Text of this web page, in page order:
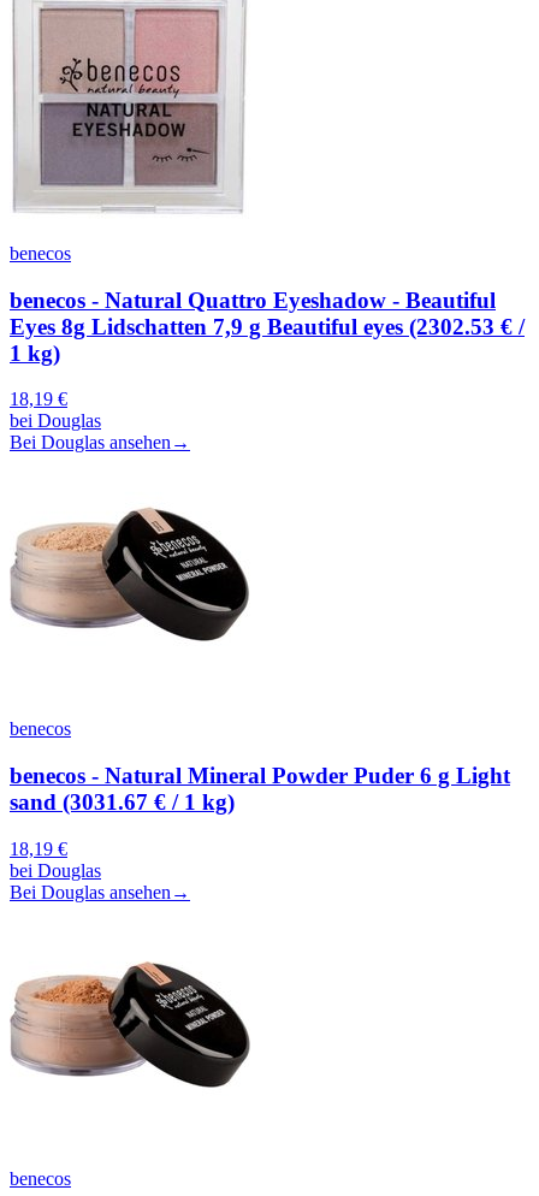
benecos
benecos - Natural Quattro Eyeshadow - Beautiful
Eyes 8g Lidschatten 7,9 g Beautiful eyes (2302.53 € /
1 kg)
18,19 €
bei Douglas
Bei Douglas ansehen →
benecos
benecos - Natural Mineral Powder Puder 6 g Light
sand (3031.67 € / 1 kg)
18,19 €
bei Douglas
Bei Douglas ansehen →
benecos